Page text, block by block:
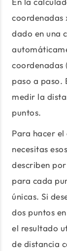
coordenadas
dado en una
coordenadas
paso a paso.
medir la
puntos.
Para hacer
necesitas
describen
para cada
únicas. Si
dos puntos
el resultado
de distancia